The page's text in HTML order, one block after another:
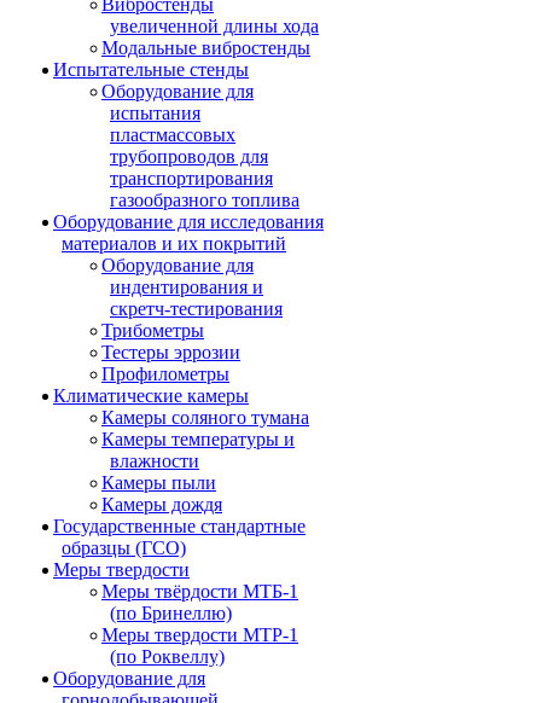
Вибростенды
увеличенной длины хода
Модальные вибростенды
Испытательные стенды
Оборудование для
испытания
пластмассовых
трубопроводов для
транспортирования
газообразного топлива
Оборудование для исследования
материалов и их покрытий
Оборудование для
индентирования и
скретч-тестирования
Трибометры
Тестеры эррозии
Профилометры
Климатические камеры
Камеры соляного тумана
Камеры температуры и
влажности
Камеры пыли
Камеры дождя
Государственные стандартные
образцы (ГСО)
Меры твердости
Меры твёрдости МТБ-1
(по Бринеллю)
Меры твердости МТР-1
(по Роквеллу)
Оборудование для